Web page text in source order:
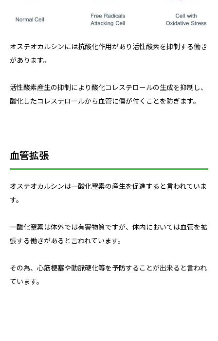
オステオカルシンには抗酸化作用があり活性酸素を抑制する働き
があります。
活性酸素産生の抑制により酸化コレステロールの生成を抑制し、
酸化したコレステロールから血管に傷が付くことを防ぎます。
血管拡張
オステオカルシンは一酸化窒素の産生を促進すると言われていま
す。
一酸化窒素は体外では有害物質ですが、体内においては血管を拡
張する働きがあると言われています。
その為、心筋梗塞や動脈硬化等を予防することが出来ると言われ
ています。